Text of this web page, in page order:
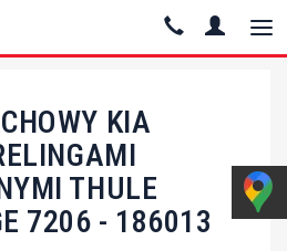
KIA
THULE
7206 - 186013